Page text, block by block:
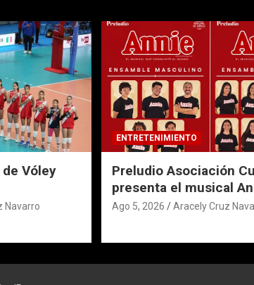
Vóley
Navarro
ENTRETENIMIENTO
Preludio Asociación
presenta el musical
Ago 5, 2026 Aracely Cruz